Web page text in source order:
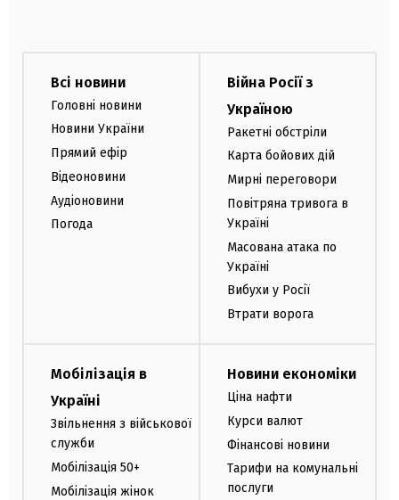
Всі новини
Головні новини
Новини України
Прямий ефір
Відеоновини
Аудіоновини
Погода
Війна Росії з
Україною
Ракетні обстріли
Карта бойових дій
Мирні переговори
Повітряна тривога в
Україні
Масована атака по
Україні
Вибухи у Росії
Втрати ворога
Мобілізація в
Україні
Звільнення з військової
служби
Мобілізація 50+
Мобілізація жінок
Новини економіки
Ціна нафти
Курси валют
Фінансові новини
Тарифи на комунальні
послуги